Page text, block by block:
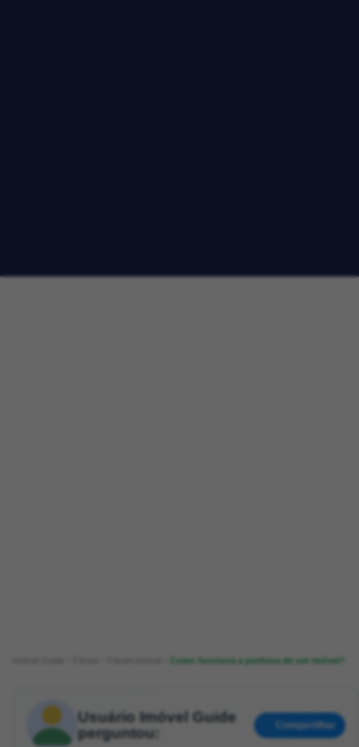
Como funciona a penhora de um imóvel?
Usuário Imóvel Guide
perguntou:
Compartilhar